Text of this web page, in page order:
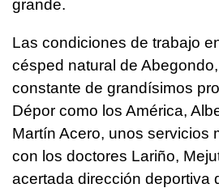
grande.
Las condiciones de trabajo
césped natural de
constante de grandísimos
Dépor como los América,
Martín Acero, unos servicios
con los doctores Lariño,
acertada dirección deportiva